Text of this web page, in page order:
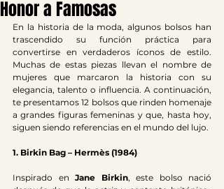
Honor a Famosas
En la historia de la moda, algunos bolsos han
trascendido su función práctica para
convertirse en verdaderos íconos de estilo.
Muchas de estas piezas llevan el nombre de
mujeres que marcaron la historia con su
elegancia, talento o influencia. A continuación,
te presentamos 12 bolsos que rinden homenaje
a grandes figuras femeninas y que, hasta hoy,
siguen siendo referencias en el mundo del lujo.
1. Birkin Bag – Hermès (1984)
Inspirado en Jane Birkin, este bolso nació